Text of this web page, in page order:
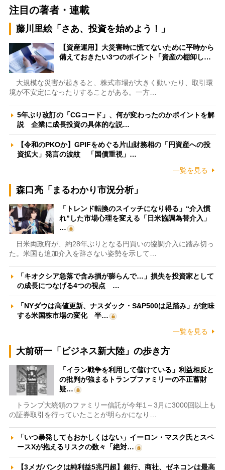
注目の著者・連載
藤川里絵「さあ、投資を始めよう！」
【資産運用】大災害時に慌てないために平時から
備えておきたい3つのポイント「資産の棚卸し…
大規模な災害が起きると、株式市場が大きく動いたり、取引環
境が不安定になったりすることがある。一方…
5年ぶり改訂の「CGコード」、何が変わったのかポイントを解
説 企業に成長投資の具体的な説…
【令和のPKOか】GPIFをめぐる片山財務相の「円資産への投
資拡大」発言の波紋 「国債重視」…
一覧を見る
森口亮「まるわかり市況分析」
「トレンド転換のスイッチになり得る」“介入慣
れ”した市場心理を変える「日米協調為替介入」
…
日米両政府が、約28年ぶりとなる円買いの協調介入に踏み切っ
た。米国も追加介入を辞さない姿勢を示して…
「キオクシア急落で含み損が膨らんで…」損失を投資家として
の成長につなげる4つの視点 …
「NYダウは高値更新、ナスダック・S&P500は足踏み」が意味
する米国株市場の変化 半…
一覧を見る
大前研一「ビジネス新大陸」の歩き方
「イラン戦争を利用して儲けている」利益相反と
の批判が強まるトランプファミリーの不正蓄財
疑…
トランプ大統領のファミリー信託が今年1～3月に3000回以上も
の証券取引を行っていたことが明らかになり…
「いつ暴発してもおかしくはない」イーロン・マスク氏とスペ
ースXが抱えるリスクの数々「絶対…
【3メガバンクは純利益5兆円超】銀行、商社、ゼネコンは最高